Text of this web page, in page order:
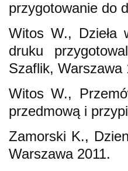
przygotowanie do
Witos W.,
druku
Szaflik, Warszawa
Witos W.,
przedmową i
Zamorski K.,
Warszawa 2011.